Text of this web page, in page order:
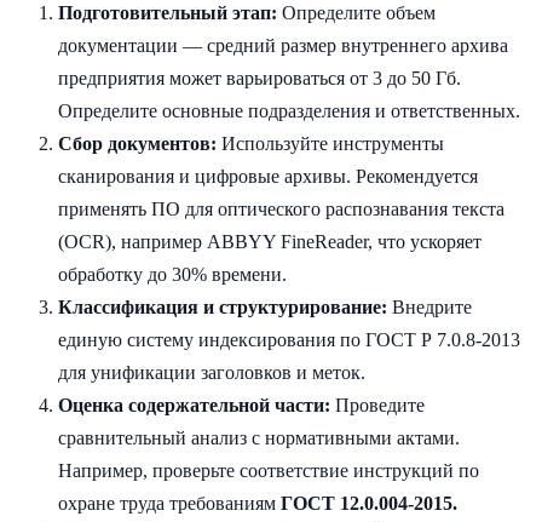
Подготовительный этап: Определите объем
документации — средний размер внутреннего архива
предприятия может варьироваться от 3 до 50 Гб.
Определите основные подразделения и ответственных.
Сбор документов: Используйте инструменты
сканирования и цифровые архивы. Рекомендуется
применять ПО для оптического распознавания текста
(OCR), например ABBYY FineReader, что ускоряет
обработку до 30% времени.
Классификация и структурирование: Внедрите
единую систему индексирования по ГОСТ Р 7.0.8-2013
для унификации заголовков и меток.
Оценка содержательной части: Проведите
сравнительный анализ с нормативными актами.
Например, проверьте соответствие инструкций по
охране труда требованиям ГОСТ 12.0.004-2015.